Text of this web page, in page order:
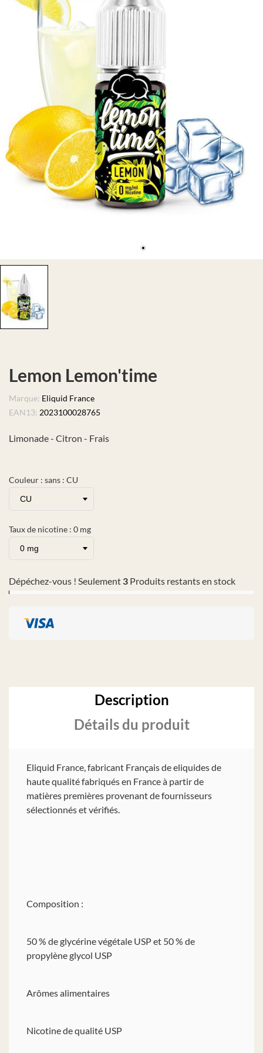
Lemon Lemon'time
Marque: Eliquid France
EAN13: 2023100028765
Limonade - Citron - Frais
Couleur : sans : CU
Taux de nicotine : 0 mg
Dépéchez-vous ! Seulement 3 Produits restants en stock
Description
Détails du produit
Eliquid France, fabricant Français de eliquides de
haute qualité fabriqués en France à partir de
matières premières provenant de fournisseurs
sélectionnés et vérifiés.
Composition :
50 % de glycérine végétale USP et 50 % de
propylène glycol USP
Arômes alimentaires
Nicotine de qualité USP